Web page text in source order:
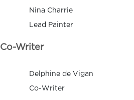
Nina Charrie
Lead Painter
Co-Writer
Delphine de Vigan
Co-Writer